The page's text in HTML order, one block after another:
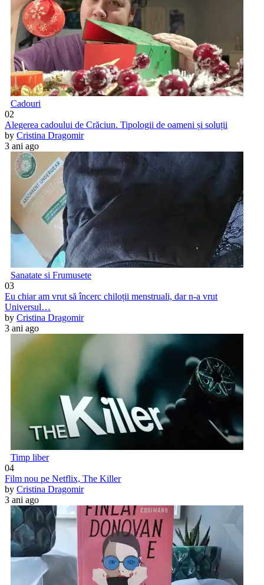
Cadouri
02
Alegerea cadoului de Crăciun. Tipologii de oameni și soluții
by Cristina Dragomir
3 ani ago
Sanatate si Frumusete
03
Eu chiar am vrut să încerc chiloții menstruali, dar n-a vrut
Universul…
by Cristina Dragomir
3 ani ago
Timp liber
04
Film nou pe Netflix, The Killer
by Cristina Dragomir
3 ani ago